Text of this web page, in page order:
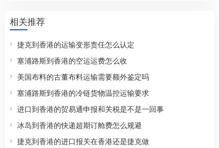
相关推荐
捷克到香港的运输变形责任怎么认定
塞浦路斯到香港的空运运费怎么收
美国布料的古董布料运输需要额外鉴定吗
塞浦路斯到香港的冷链货物温控运输要求
进口到香港的贸易通申报和关税是不是一回事
冰岛到香港的快递超期订舱费怎么规避
捷克到香港的进口报关在香港还是捷克做